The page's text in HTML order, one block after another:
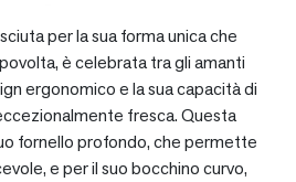
per la sua forma unica che
è celebrata tra gli amanti
ergonomico e la sua capacità di
fresca. Questa
fornello profondo, che permette
e per il suo bocchino curvo,